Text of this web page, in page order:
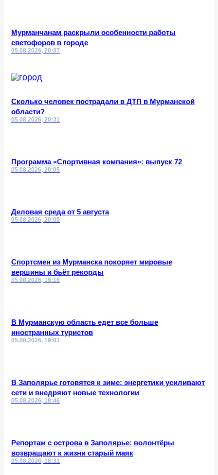
Мурманчанам раскрыли особенности работы
светофоров в городе
05.08.2026, 20:37
Сколько человек пострадали в ДТП в Мурманской
области?
05.08.2026, 20:31
Программа «Спортивная компания»: выпуск 72
05.08.2026, 20:05
Деловая среда от 5 августа
05.08.2026, 20:00
Спортсмен из Мурманска покоряет мировые
вершины и бьёт рекорды
05.08.2026, 19:16
В Мурманскую область едет все больше
иностранных туристов
05.08.2026, 19:01
В Заполярье готовятся к зиме: энергетики усиливают
сети и внедряют новые технологии
05.08.2026, 18:46
Репортаж с острова в Заполярье: волонтёры
возвращают к жизни старый маяк
05.08.2026, 18:31